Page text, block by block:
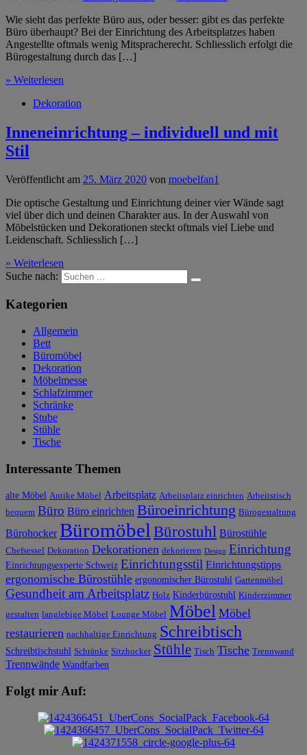
Wie sieht das perfekte Büro aus, oder besser: gibt es das perfekte
Büro überhaupt? Bei der Einrichtung des Arbeitsplatzes haben
Angestellte oftmals wenig Mitspracherecht. Schliesslich erfolgt die
Bürogestaltung durch das […]
» Weiterlesen
Dekoration
Inneneinrichtung – individuell und mit
Stil
Veröffentlicht am 25. März 2020 von moebelfan1
Die optische Gestaltung und Einrichtung deiner vier Wände sagt
viel über dich und deinen Charakter aus. In der Auswahl von
Möbelstücken und Dekorationen steckt oftmals viel Liebe und
Leidenschaft. Schliesslich […]
» Weiterlesen
Suche nach:
Kategorien
Allgemein
Bett
Büromöbel
Dekoration
Möbelmesse
Schlafzimmer
Schränke
Stube
Stühle
Tische
Interessante Themen
alte Möbel Antike Möbel Arbeitsplatz Arbeitsplatz einrichten Arbeitstisch
bequem Büro Büro einrichten Büroeinrichtung Bürogestaltung
Bürohocker Büromöbel Bürostuhl Bürostühle
Chefsessel Dekoration Dekorationen dekorieren Design Einrichtung
Einrichtungsexperte Schweiz Einrichtungsstil Einrichtungstipps
ergonomische Bürostühle ergonomischer Bürostuhl Gartenmöbel
Gesundheit am Arbeitsplatz Holz Kinderbürostuhl Kinderzimmer
gestalten langlebige Möbel Lounge Möbel Möbel Möbel
restaurieren nachhaltige Einrichtung Schreibtisch
Schreibtischstuhl Schränke Sitzhocker Stühle Tisch Tische Trennwand
Trennwände Wandfarben
Folgt mir Auf: